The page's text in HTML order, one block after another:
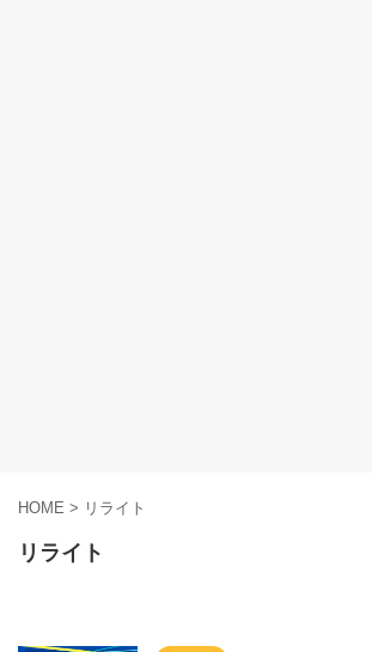
HOME > リライト
リライト